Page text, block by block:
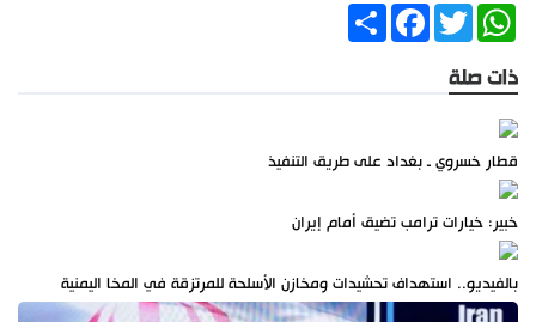
ShareFacebookTwitter
WhatsApp
ذات صلة
قطار خسروي ـ بغداد على طريق التنفيذ
خبير: خيارات ترامب تضيق أمام إيران
بالفيديو.. استهداف تحشيدات ومخازن الأسلحة للمرتزقة في المخا اليمنية